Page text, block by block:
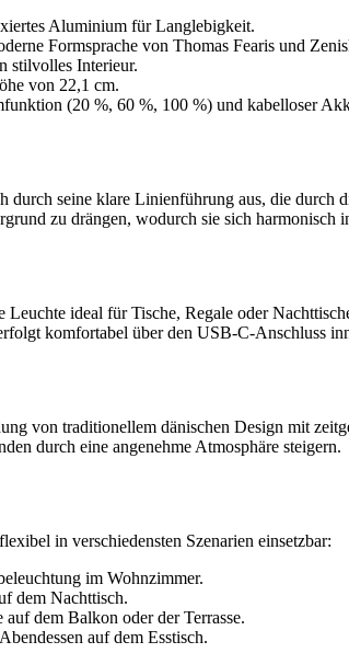
Aluminium für Langlebigkeit.
Formsprache von Thomas Fearis und
stilvolles Interieur.
von 22,1 cm.
(20 %, 60 %, 100 %) und kabelloser
durch seine klare Linienführung aus, die
zu drängen, wodurch sie sich harmonisch
ideal für Tische, Regale oder
komfortabel über den USB-C-Anschluss
von traditionellem dänischen Design mit
durch eine angenehme Atmosphäre steigern.
in verschiedensten Szenarien einsetzbar:
im Wohnzimmer.
dem Nachttisch.
dem Balkon oder der Terrasse.
auf dem Esstisch.